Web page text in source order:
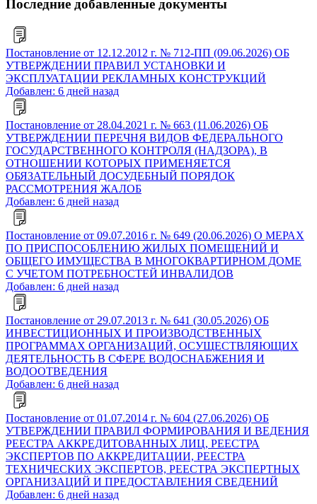
Последние добавленные документы
Постановление от 12.12.2012 г. № 712-ПП (09.06.2026) ОБ
УТВЕРЖДЕНИИ ПРАВИЛ УСТАНОВКИ И
ЭКСПЛУАТАЦИИ РЕКЛАМНЫХ КОНСТРУКЦИЙ
Добавлен: 6 дней назад
Постановление от 28.04.2021 г. № 663 (11.06.2026) ОБ
УТВЕРЖДЕНИИ ПЕРЕЧНЯ ВИДОВ ФЕДЕРАЛЬНОГО
ГОСУДАРСТВЕННОГО КОНТРОЛЯ (НАДЗОРА), В
ОТНОШЕНИИ КОТОРЫХ ПРИМЕНЯЕТСЯ
ОБЯЗАТЕЛЬНЫЙ ДОСУДЕБНЫЙ ПОРЯДОК
РАССМОТРЕНИЯ ЖАЛОБ
Добавлен: 6 дней назад
Постановление от 09.07.2016 г. № 649 (20.06.2026) О МЕРАХ
ПО ПРИСПОСОБЛЕНИЮ ЖИЛЫХ ПОМЕЩЕНИЙ И
ОБЩЕГО ИМУЩЕСТВА В МНОГОКВАРТИРНОМ ДОМЕ
С УЧЕТОМ ПОТРЕБНОСТЕЙ ИНВАЛИДОВ
Добавлен: 6 дней назад
Постановление от 29.07.2013 г. № 641 (30.05.2026) ОБ
ИНВЕСТИЦИОННЫХ И ПРОИЗВОДСТВЕННЫХ
ПРОГРАММАХ ОРГАНИЗАЦИЙ, ОСУЩЕСТВЛЯЮЩИХ
ДЕЯТЕЛЬНОСТЬ В СФЕРЕ ВОДОСНАБЖЕНИЯ И
ВОДООТВЕДЕНИЯ
Добавлен: 6 дней назад
Постановление от 01.07.2014 г. № 604 (27.06.2026) ОБ
УТВЕРЖДЕНИИ ПРАВИЛ ФОРМИРОВАНИЯ И ВЕДЕНИЯ
РЕЕСТРА АККРЕДИТОВАННЫХ ЛИЦ, РЕЕСТРА
ЭКСПЕРТОВ ПО АККРЕДИТАЦИИ, РЕЕСТРА
ТЕХНИЧЕСКИХ ЭКСПЕРТОВ, РЕЕСТРА ЭКСПЕРТНЫХ
ОРГАНИЗАЦИЙ И ПРЕДОСТАВЛЕНИЯ СВЕДЕНИЙ
Добавлен: 6 дней назад